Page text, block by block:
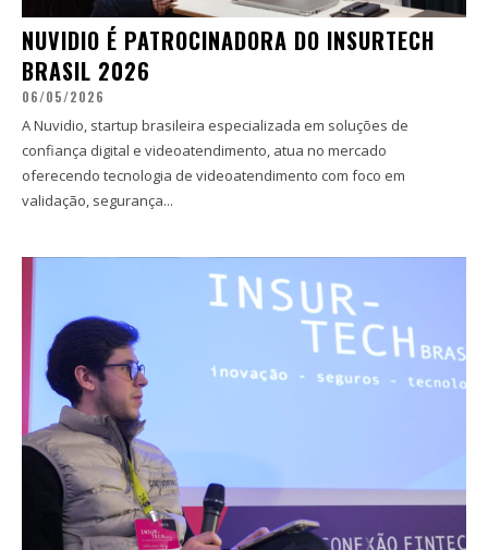
NUVIDIO É PATROCINADORA DO INSURTECH
BRASIL 2026
06/05/2026
A Nuvidio, startup brasileira especializada em soluções de
confiança digital e videoatendimento, atua no mercado
oferecendo tecnologia de videoatendimento com foco em
validação, segurança...